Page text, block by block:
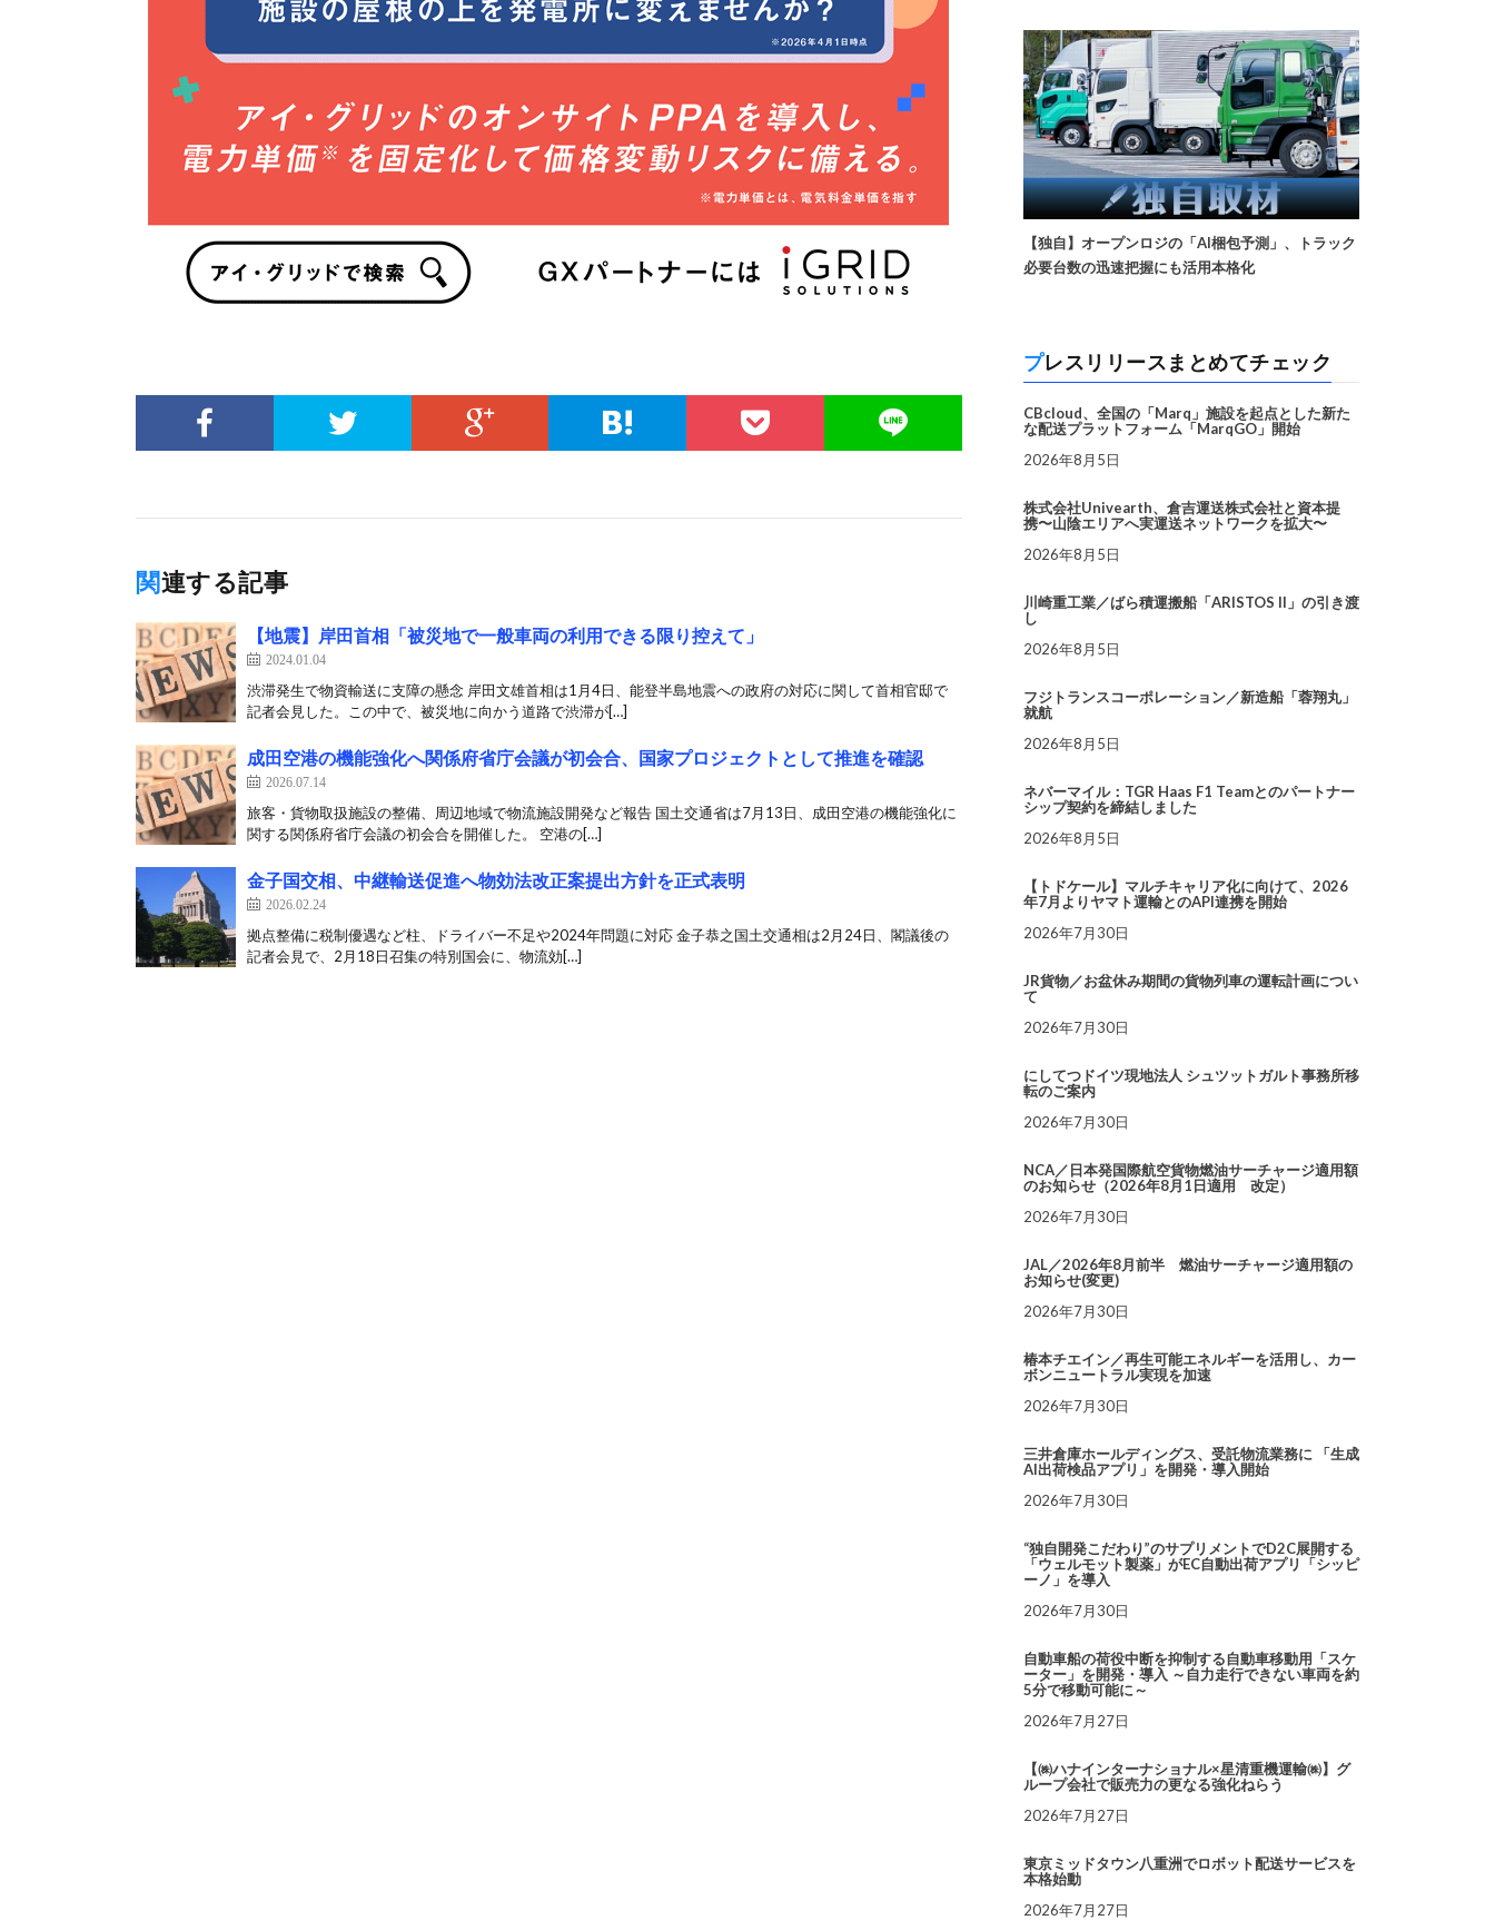
関連する記事
【地震】岸田首相「被災地で一般車両の利用できる限り控えて」
2024.01.04
渋滞発生で物資輸送に支障の懸念 岸田文雄首相は1月4日、能登半島地震への政府の対応に関して首相官邸で
記者会見した。この中で、被災地に向かう道路で渋滞が[…]
成田空港の機能強化へ関係府省庁会議が初会合、国家プロジェクトとして推進を確認
2026.07.14
旅客・貨物取扱施設の整備、周辺地域で物流施設開発など報告 国土交通省は7月13日、成田空港の機能強化に
関する関係府省庁会議の初会合を開催した。 空港の[…]
金子国交相、中継輸送促進へ物効法改正案提出方針を正式表明
2026.02.24
拠点整備に税制優遇など柱、ドライバー不足や2024年問題に対応 金子恭之国土交通相は2月24日、閣議後の
記者会見で、2月18日召集の特別国会に、物流効[…]
【独自】オープンロジの「AI梱包予測」、トラック
必要台数の迅速把握にも活用本格化
プレスリリースまとめてチェック
CBcloud、全国の「Marq」施設を起点とした新た
な配送プラットフォーム「MarqGO」開始
2026年8月5日
株式会社Univearth、倉吉運送株式会社と資本提
携〜山陰エリアへ実運送ネットワークを拡大〜
2026年8月5日
川崎重工業／ばら積運搬船「ARISTOS II」の引き渡
し
2026年8月5日
フジトランスコーポレーション／新造船「蓉翔丸」
就航
2026年8月5日
ネバーマイル：TGR Haas F1 Teamとのパートナー
シップ契約を締結しました
2026年8月5日
【トドケール】マルチキャリア化に向けて、2026
年7月よりヤマト運輸とのAPI連携を開始
2026年7月30日
JR貨物／お盆休み期間の貨物列車の運転計画につい
て
2026年7月30日
にしてつドイツ現地法人 シュツットガルト事務所移
転のご案内
2026年7月30日
NCA／日本発国際航空貨物燃油サーチャージ適用額
のお知らせ（2026年8月1日適用 改定）
2026年7月30日
JAL／2026年8月前半 燃油サーチャージ適用額の
お知らせ(変更)
2026年7月30日
椿本チエイン／再生可能エネルギーを活用し、カー
ボンニュートラル実現を加速
2026年7月30日
三井倉庫ホールディングス、受託物流業務に 「生成
AI出荷検品アプリ」を開発・導入開始
2026年7月30日
“独自開発こだわり”のサプリメントでD2C展開する
「ウェルモット製薬」がEC自動出荷アプリ「シッピ
ーノ」を導入
2026年7月30日
自動車船の荷役中断を抑制する自動車移動用「スケ
ーター」を開発・導入 ～自力走行できない車両を約
5分で移動可能に～
2026年7月27日
【㈱ハナインターナショナル×星清重機運輸㈱】グ
ループ会社で販売力の更なる強化ねらう
2026年7月27日
東京ミッドタウン八重洲でロボット配送サービスを
本格始動
2026年7月27日